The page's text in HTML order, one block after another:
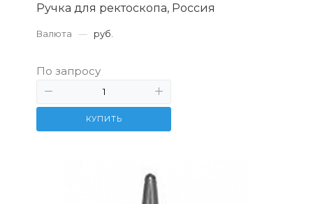
Ручка для ректоскопа, Россия
Валюта — руб.
По запросу
КУПИТЬ